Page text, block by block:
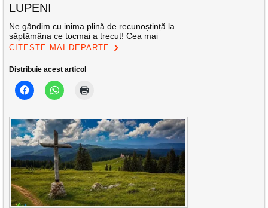
LUPENI
Ne gândim cu inima plină de recunoștință la
săptămâna ce tocmai a trecut! Cea mai
CITEȘTE MAI DEPARTE
Distribuie acest articol